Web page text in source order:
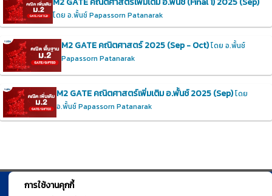
โดย อ.พั้นช์ Papassorn Patanarak
M2 GATE คณิตศาสตร์ 2025 (Sep - Oct)โดย อ.พั้นช์
Papassorn Patanarak
M2 GATE คณิตศาสตร์เพิ่มเติม อ.พั้นช์ 2025 (Sep)โดย
อ.พั้นช์ Papassorn Patanarak
การใช้งานคุกกี้